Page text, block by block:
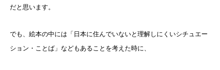
だと思います。
でも、絵本の中には「日本に住んでいないと理解しにくいシチュエー
ション・ことば」などもあることを考えた時に、